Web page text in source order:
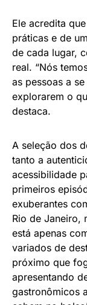
Ele acredita
práticas e de
de cada lugar,
real. “Nós
as pessoas a
explorarem o
destaca.
A seleção dos
tanto a
acessibilidade
primeiros
exuberantes
Rio de Janeiro,
está apenas
variados de
próximo que
apresentando
gastronômicos